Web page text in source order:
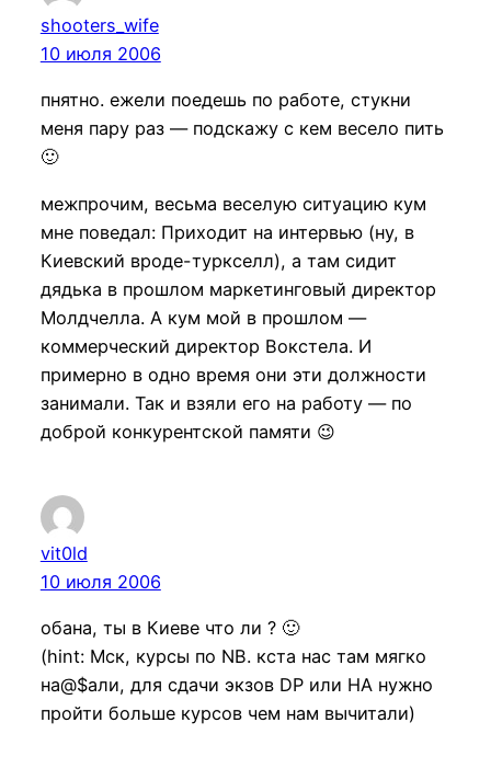
shooters_wife
10 июля 2006
пнятно. ежели поедешь по работе, стукни
меня пару раз — подскажу с кем весело пить
🙂
межпрочим, весьма веселую ситуацию кум
мне поведал: Приходит на интервью (ну, в
Киевский вроде-туркселл), а там сидит
дядька в прошлом маркетинговый директор
Молдчелла. А кум мой в прошлом —
коммерческий директор Вокстела. И
примерно в одно время они эти должности
занимали. Так и взяли его на работу — по
доброй конкурентской памяти 😉
vit0ld
10 июля 2006
обана, ты в Киеве что ли ? 🙂
(hint: Мск, курсы по NB. кста нас там мягко
на@$али, для сдачи экзов DP или HA нужно
пройти больше курсов чем нам вычитали)